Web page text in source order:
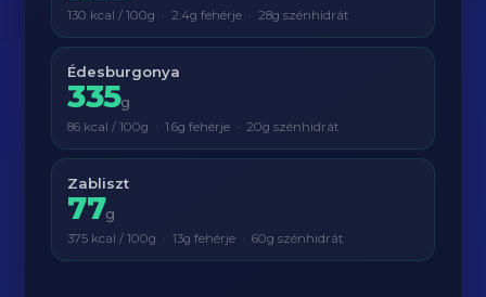
130 kcal / 100g · 2.4g fehérje · 28g szénhidrát
Édesburgonya
335g
86 kcal / 100g · 1.6g fehérje · 20g szénhidrát
Zabliszt
77g
375 kcal / 100g · 13g fehérje · 60g szénhidrát